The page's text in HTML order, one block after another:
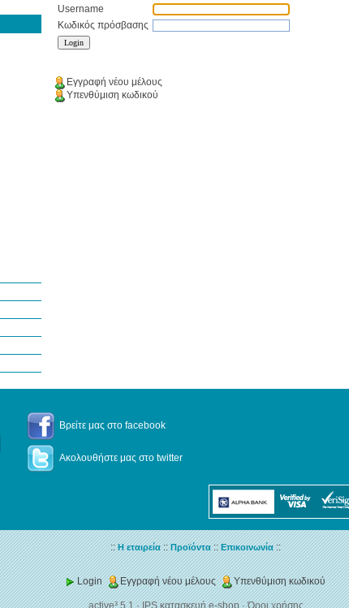
Username
Κωδικός πρόσβασης
Εγγραφή νέου μέλους
Υπενθύμιση κωδικού
Βρείτε μας στο facebook
Ακολουθήστε μας στο twitter
::Η εταιρεία::Προϊόντα::Επικοινωνία::
Login Εγγραφή νέου μέλους Υπενθύμιση κωδικού
active³ 5.1·IPS κατασκευή e-shop·Όροι χρήσης